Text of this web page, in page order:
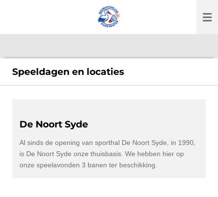
Speeldagen en locaties
De Noort Syde
Al sinds de opening van sporthal De Noort Syde, in 1990,
is De Noort Syde onze thuisbasis. We hebben hier op
onze speelavonden 3 banen ter beschikking.